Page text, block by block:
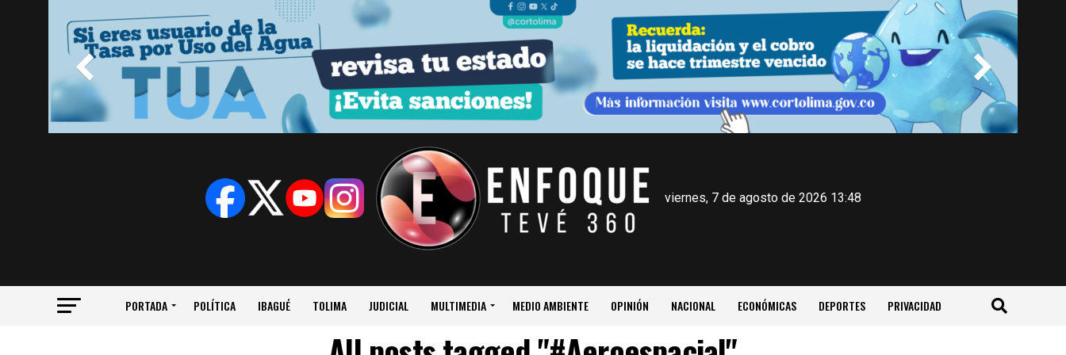
viernes, 7 de agosto de 2026 13:48
PORTADA POLÍTICA IBAGUÉ TOLIMA JUDICIAL MULTIMEDIA MEDIO AMBIENTE OPINIÓN NACIONAL ECONÓMICAS DEPORTES PRIVACIDAD